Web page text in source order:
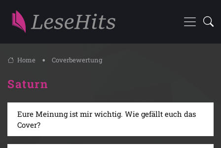
Home Coverbewertung
Saturn
Eure Meinung ist mir wichtig. Wie gefällt euch das
Cover?